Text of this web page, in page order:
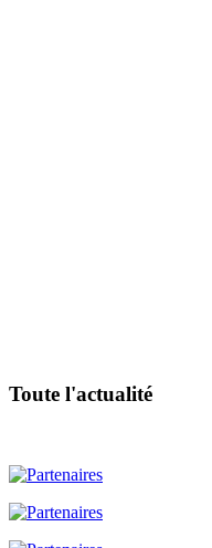
Toute l'actualité